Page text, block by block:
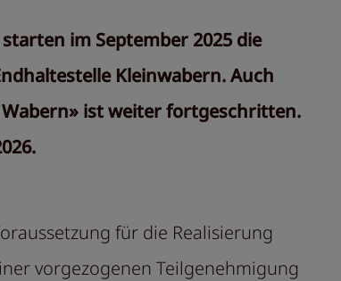
im September 2025 die
Kleinwabern. Auch
ist weiter fortgeschritten.
für die Realisierung
vorgezogenen Teilgenehmigung